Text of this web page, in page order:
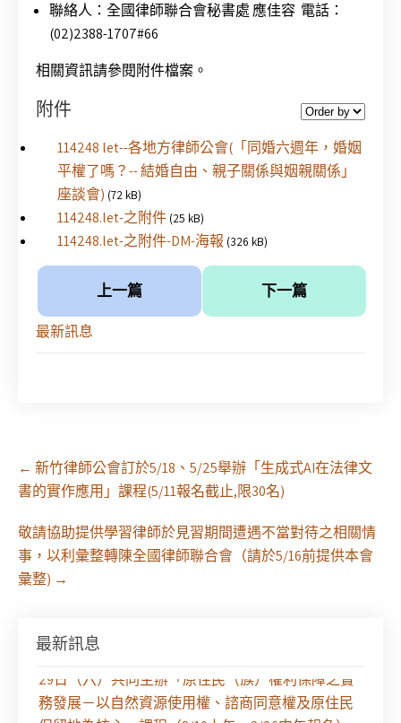
聯絡人：全國律師聯合會秘書處 應佳容 電話：
(02)2388-1707#66
相關資訊請參閱附件檔案。
附件
114248 let--各地方律師公會(「同婚六週年，婚姻
平權了嗎？-- 結婚自由、親子關係與姻親關係」
座談會) (72 kB)
114248.let-之附件 (25 kB)
114248.let-之附件-DM-海報 (326 kB)
上一篇 下一篇
最新訊息
Post
navigation
← 新竹律師公會訂於5/18、5/25舉辦「生成式AI在法律文
書的實作應用」課程(5/11報名截止,限30名)
敬請協助提供學習律師於見習期間遭遇不當對待之相關情
事，以利彙整轉陳全國律師聯合會（請於5/16前提供本會
彙整) →
最新訊息
【課程報名】全律會與台北律師公會等單位定於8月
29日（六）共同主辦「原住民（族）權利保障之實
務發展－以自然資源使用權、諮商同意權及原住民